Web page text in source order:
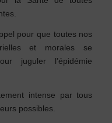
pour que toutes nos
et morales se
juguler l’épidémie
intense par tous
possibles.